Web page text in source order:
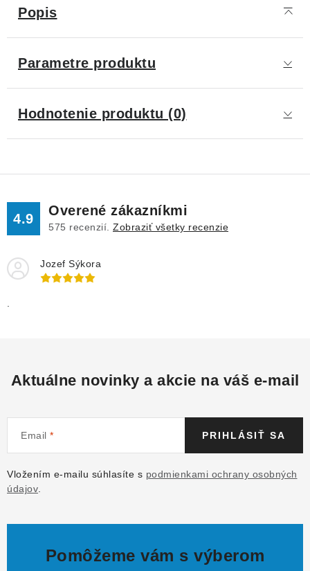
Popis
Parametre produktu
Hodnotenie produktu (0)
4.9
Overené zákazníkmi
575 recenzií. Zobraziť všetky recenzie
Jozef Sýkora
Aktuálne novinky a akcie na váš e-mail
Email
Vložením e-mailu súhlasíte s podmienkami ochrany osobných
údajov
PRIHLÁSIŤ SA
Pomôžeme vám s výberom